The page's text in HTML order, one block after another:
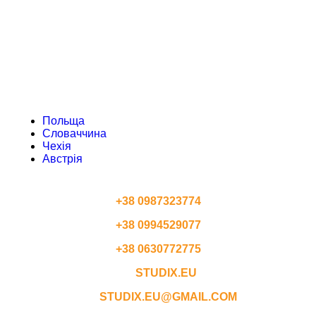
Польща
Словаччина
Чехія
Австрія
+38 0987323774
+38 0994529077
+38 0630772775
STUDIX.EU
STUDIX.EU@GMAIL.COM